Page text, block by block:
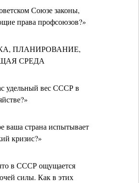
Союзе законы,
права профсоюзов?»
ПЛАНИРОВАНИЕ,
СРЕДА
удельный вес СССР в
ваша страна испытывает
кризис?»
в СССР ощущается
силы. Как в этих